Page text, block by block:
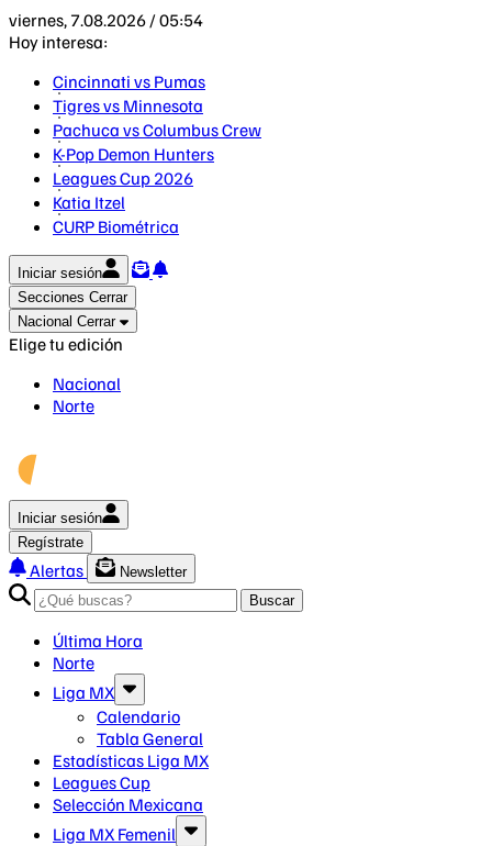
viernes, 7.08.2026 / 05:54
Hoy interesa:
Cincinnati vs Pumas
Tigres vs Minnesota
Pachuca vs Columbus Crew
K-Pop Demon Hunters
Leagues Cup 2026
Katia Itzel
CURP Biométrica
Iniciar sesión
Secciones Cerrar
Nacional Cerrar
Elige tu edición
Nacional
Norte
Iniciar sesión
Regístrate
Alertas
Newsletter
Buscar
Última Hora
Norte
Liga MX
Calendario
Tabla General
Estadísticas Liga MX
Leagues Cup
Selección Mexicana
Liga MX Femenil